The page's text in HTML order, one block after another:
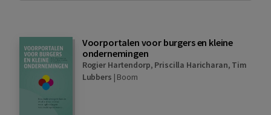
Voorportalen voor burgers en kleine
ondernemingen
Rogier Hartendorp, Priscilla Haricharan, Tim
Lubbers | Boom